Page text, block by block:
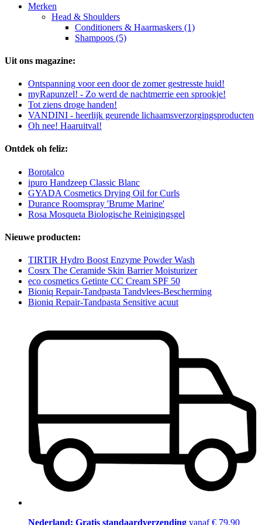
Merken
Head & Shoulders
Conditioners & Haarmaskers (1)
Shampoos (5)
Uit ons magazine:
Ontspanning voor een door de zomer gestresste huid!
myRapunzel! - Zo werd de nachtmerrie een sprookje!
Tot ziens droge handen!
VANDINI - heerlijk geurende lichaamsverzorgingsproducten
Oh nee! Haaruitval!
Ontdek oh feliz:
Borotalco
ipuro Handzeep Classic Blanc
GYADA Cosmetics Drying Oil for Curls
Durance Roomspray 'Brume Marine'
Rosa Mosqueta Biologische Reinigingsgel
Nieuwe producten:
TIRTIR Hydro Boost Enzyme Powder Wash
Cosrx The Ceramide Skin Barrier Moisturizer
eco cosmetics Getinte CC Cream SPF 50
Bioniq Repair-Tandpasta Tandvlees-Bescherming
Bioniq Repair-Tandpasta Sensitive acuut
Nederland: Gratis standaardverzending vanaf € 79,90